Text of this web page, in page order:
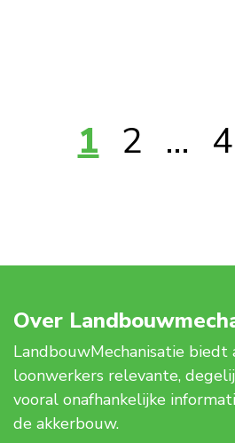
1 2 …
Over
LandbouwMechanisatie biedt
loonwerkers relevante,
vooral onafhankelijke
de akkerbouw.